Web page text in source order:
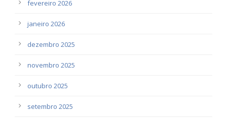
fevereiro 2026
janeiro 2026
dezembro 2025
novembro 2025
outubro 2025
setembro 2025